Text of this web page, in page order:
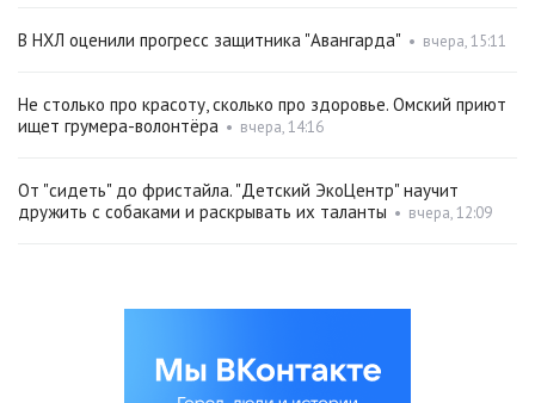
В НХЛ оценили прогресс защитника "Авангарда" • вчера, 15:11
Не столько про красоту, сколько про здоровье. Омский приют
ищет грумера-волонтёра • вчера, 14:16
От "сидеть" до фристайла. "Детский ЭкоЦентр" научит
дружить с собаками и раскрывать их таланты • вчера, 12:09